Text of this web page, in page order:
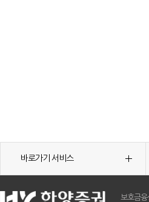
바로가기 서비스
보호금융